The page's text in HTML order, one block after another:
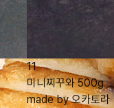
11
미니찌꾸와 500g
made by 오카토라